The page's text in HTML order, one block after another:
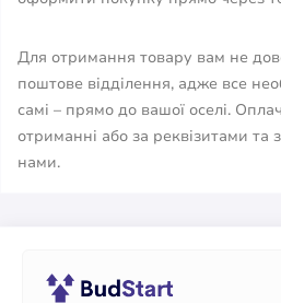
Для отримання товару вам не
поштове відділення, адже все
самі – прямо до вашої оселі.
отриманні або за реквізитами
нами.